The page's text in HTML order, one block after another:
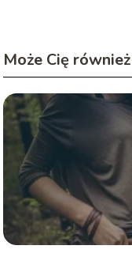
Może Cię